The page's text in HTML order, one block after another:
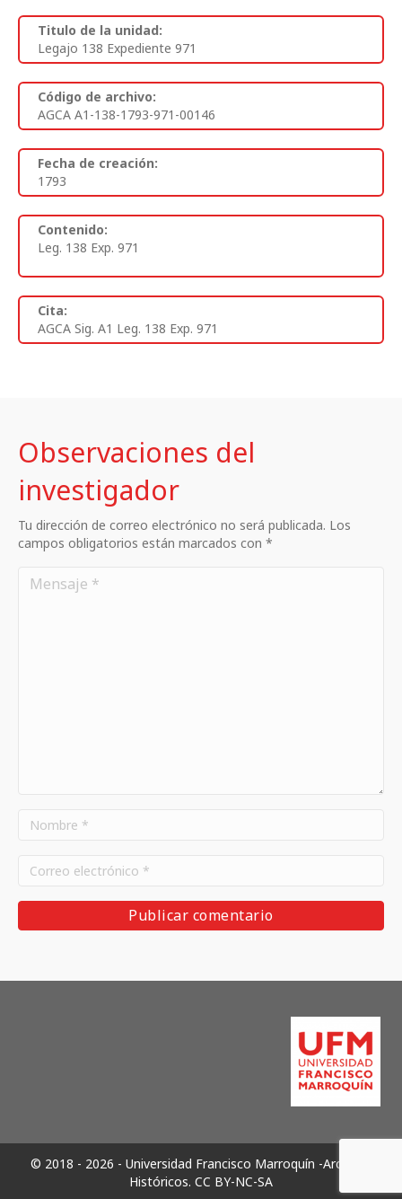
Titulo de la unidad:
Legajo 138 Expediente 971
Código de archivo:
AGCA A1-138-1793-971-00146
Fecha de creación:
1793
Contenido:
Leg. 138 Exp. 971
Cita:
AGCA Sig. A1 Leg. 138 Exp. 971
Observaciones del
investigador
Tu dirección de correo electrónico no será publicada. Los
campos obligatorios están marcados con *
© 2018 - 2026 - Universidad Francisco Marroquín -Archivos
Históricos. CC BY-NC-SA